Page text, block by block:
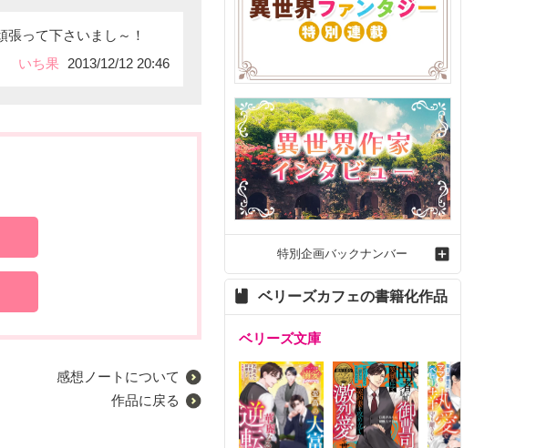
って下さいまし～！
いち果
2013/12/12 20:46
感想ノートについて
作品に戻る
特別企画バックナンバー
ベリーズカフェの書籍化作品
ベリーズ文庫